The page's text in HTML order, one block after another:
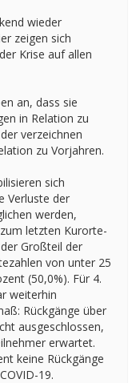
wieder
zeigen sich
Krise auf allen
an, dass sie
in Relation zu
verzeichnen
zu Vorjahren.
sich
Verluste der
werden,
letzten Kurorte-
Großteil der
von unter 25
(50,0%). Für 4.
weiterhin
Rückgänge über
ausgeschlossen,
erwartet.
keine Rückgänge
19.